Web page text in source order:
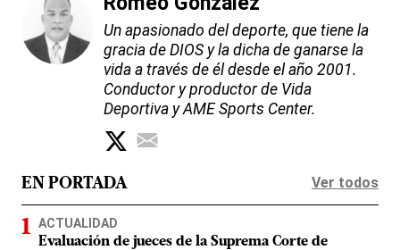
Un apasionado del deporte, que tiene la
gracia de DIOS y la dicha de ganarse la
vida a través de él desde el año 2001.
Conductor y productor de Vida
Deportiva y AME Sports Center.
EN PORTADA Ver todos
ACTUALIDAD
Evaluación de jueces de la Suprema Corte de